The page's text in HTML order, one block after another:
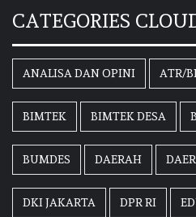
CATEGORIES
ANALISA DAN OPINI ATR/
BIMTEK BIMTEK DESA
BUMDES DAERAH
DKI JAKARTA DPR RI